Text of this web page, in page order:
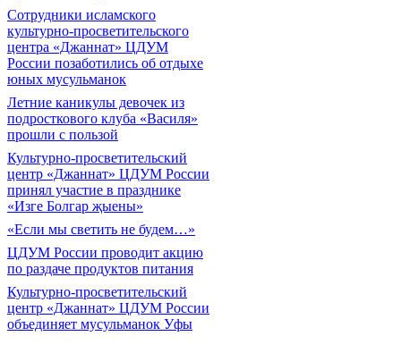
Сотрудники исламского
культурно-просветительского
центра «Джаннат» ЦДУМ
России позаботились об отдыхе
юных мусульманок
Летние каникулы девочек из
подросткового клуба «Василя»
прошли с пользой
Культурно-просветительский
центр «Джаннат» ЦДУМ России
принял участие в празднике
«Изге Болгар җыены»
«Если мы светить не будем…»
ЦДУМ России проводит акцию
по раздаче продуктов питания
Культурно-просветительский
центр «Джаннат» ЦДУМ России
объединяет мусульманок Уфы